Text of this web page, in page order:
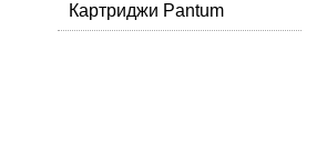
Картриджи Pantum